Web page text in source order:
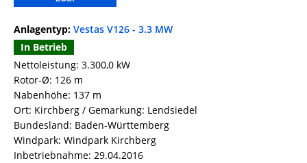
Anlagentyp: Vestas V126 - 3.3 MW
In Betrieb
Nettoleistung: 3.300,0 kW
Rotor-Ø: 126 m
Nabenhöhe: 137 m
Ort: Kirchberg / Gemarkung: Lendsiedel
Bundesland: Baden-Württemberg
Windpark: Windpark Kirchberg
Inbetriebnahme: 29.04.2016